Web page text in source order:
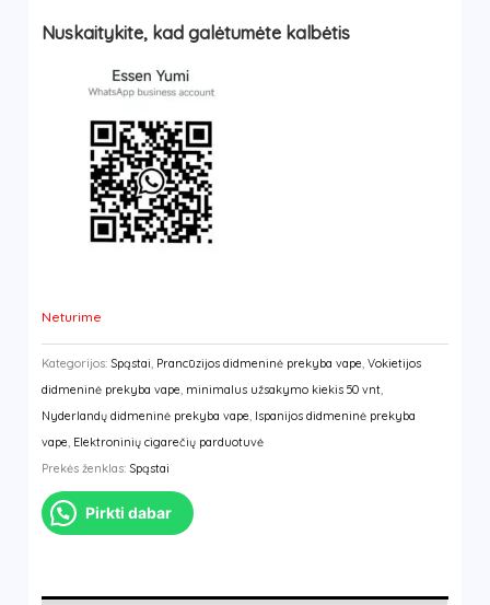
Nuskaitykite, kad galėtumėte kalbėtis
Neturime
Kategorijos:Spąstai, Prancūzijos didmeninė prekyba vape,Vokietijos
didmeninė prekyba vape, minimalus užsakymo kiekis 50 vnt,
Nyderlandų didmeninė prekyba vape, Ispanijos didmeninė prekyba
vape, Elektroninių cigarečių parduotuvė
Prekės ženklas:Spąstai
Pirkti dabar